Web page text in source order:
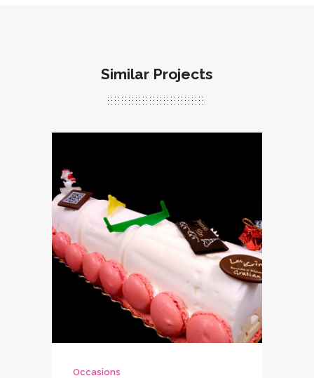
Similar Projects
Occasions